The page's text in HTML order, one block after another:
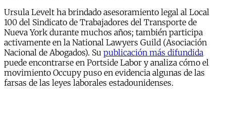
Ursula Levelt ha brindado asesoramiento legal al Local
100 del Sindicato de Trabajadores del Transporte de
Nueva York durante muchos años; también participa
activamente en la National Lawyers Guild (Asociación
Nacional de Abogados). Su publicación más difundida
puede encontrarse en Portside Labor y analiza cómo el
movimiento Occupy puso en evidencia algunas de las
farsas de las leyes laborales estadounidenses.